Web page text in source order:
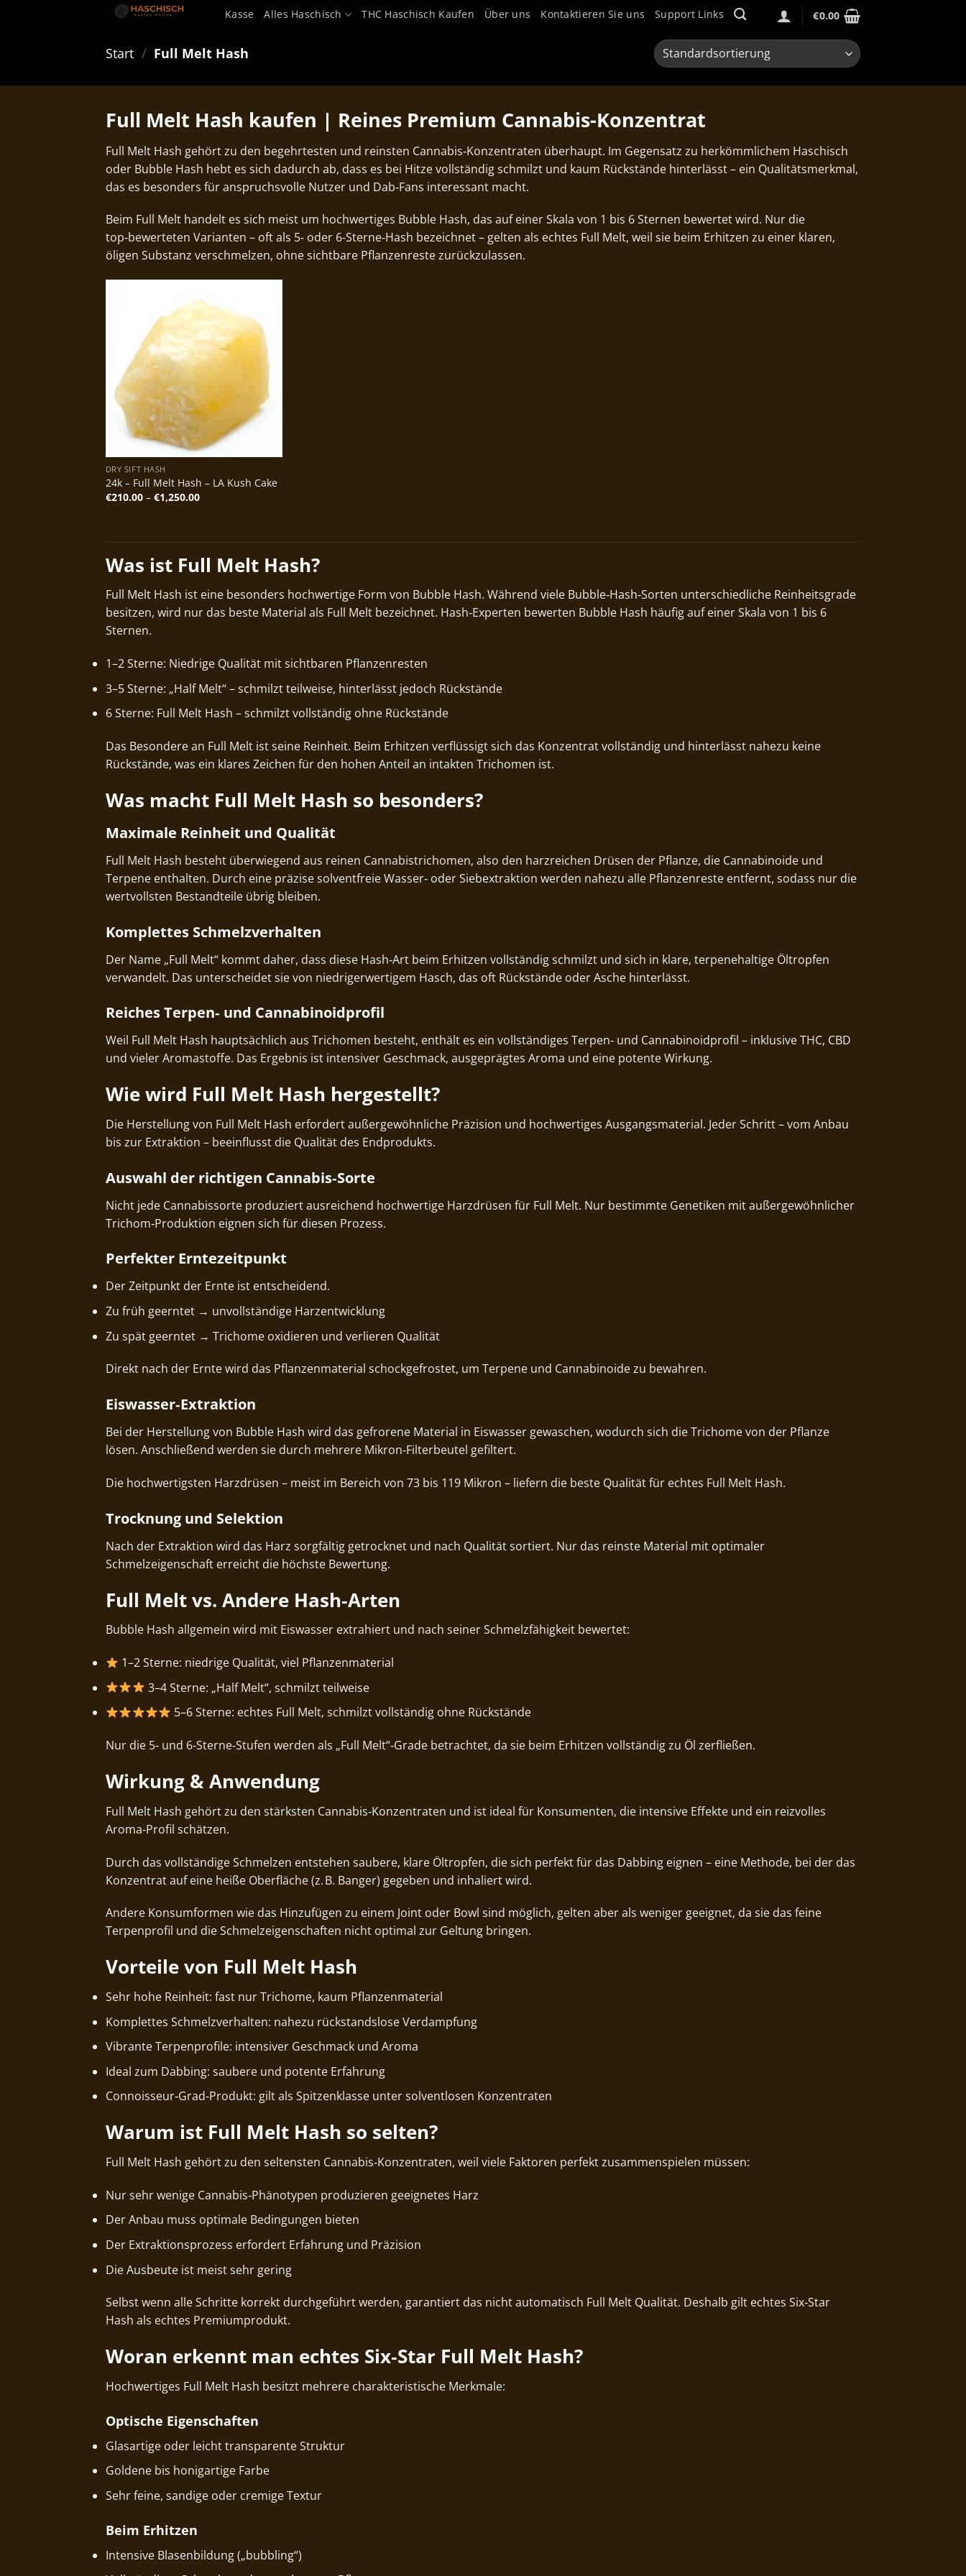
Kasse Alles Haschisch THC Haschisch Kaufen Über uns Kontaktieren Sie uns Support Links €0.00
Start / Full Melt Hash
Full Melt Hash kaufen | Reines Premium Cannabis-Konzentrat
Full Melt Hash gehört zu den begehrtesten und reinsten Cannabis‑Konzentraten überhaupt. Im Gegensatz zu herkömmlichem Haschisch
oder Bubble Hash hebt es sich dadurch ab, dass es bei Hitze vollständig schmilzt und kaum Rückstände hinterlässt – ein Qualitätsmerkmal,
das es besonders für anspruchsvolle Nutzer und Dab‑Fans interessant macht.
Beim Full Melt handelt es sich meist um hochwertiges Bubble Hash, das auf einer Skala von 1 bis 6 Sternen bewertet wird. Nur die
top‑bewerteten Varianten – oft als 5‑ oder 6‑Sterne‑Hash bezeichnet – gelten als echtes Full Melt, weil sie beim Erhitzen zu einer klaren,
öligen Substanz verschmelzen, ohne sichtbare Pflanzenreste zurückzulassen.
DRY SIFT HASH
24k – Full Melt Hash – LA Kush Cake
€210.00 – €1,250.00Preisspanne:
Was ist Full Melt Hash?
Full Melt Hash ist eine besonders hochwertige Form von Bubble Hash. Während viele Bubble‑Hash‑Sorten unterschiedliche Reinheitsgrade
besitzen, wird nur das beste Material als Full Melt bezeichnet. Hash‑Experten bewerten Bubble Hash häufig auf einer Skala von 1 bis 6
Sternen.
1–2 Sterne: Niedrige Qualität mit sichtbaren Pflanzenresten
3–5 Sterne: „Half Melt“ – schmilzt teilweise, hinterlässt jedoch Rückstände
6 Sterne: Full Melt Hash – schmilzt vollständig ohne Rückstände
Das Besondere an Full Melt ist seine Reinheit. Beim Erhitzen verflüssigt sich das Konzentrat vollständig und hinterlässt nahezu keine
Rückstände, was ein klares Zeichen für den hohen Anteil an intakten Trichomen ist.
Was macht Full Melt Hash so besonders?
Maximale Reinheit und Qualität
Full Melt Hash besteht überwiegend aus reinen Cannabistrichomen, also den harzreichen Drüsen der Pflanze, die Cannabinoide und
Terpene enthalten. Durch eine präzise solventfreie Wasser‑ oder Siebextraktion werden nahezu alle Pflanzenreste entfernt, sodass nur die
wertvollsten Bestandteile übrig bleiben.
Komplettes Schmelzverhalten
Der Name „Full Melt“ kommt daher, dass diese Hash‑Art beim Erhitzen vollständig schmilzt und sich in klare, terpenehaltige Öltropfen
verwandelt. Das unterscheidet sie von niedrigerwertigem Hasch, das oft Rückstände oder Asche hinterlässt.
Reiches Terpen‑ und Cannabinoidprofil
Weil Full Melt Hash hauptsächlich aus Trichomen besteht, enthält es ein vollständiges Terpen‑ und Cannabinoidprofil – inklusive THC, CBD
und vieler Aromastoffe. Das Ergebnis ist intensiver Geschmack, ausgeprägtes Aroma und eine potente Wirkung.
Wie wird Full Melt Hash hergestellt?
Die Herstellung von Full Melt Hash erfordert außergewöhnliche Präzision und hochwertiges Ausgangsmaterial. Jeder Schritt – vom Anbau
bis zur Extraktion – beeinflusst die Qualität des Endprodukts.
Auswahl der richtigen Cannabis‑Sorte
Nicht jede Cannabissorte produziert ausreichend hochwertige Harzdrüsen für Full Melt. Nur bestimmte Genetiken mit außergewöhnlicher
Trichom‑Produktion eignen sich für diesen Prozess.
Perfekter Erntezeitpunkt
Der Zeitpunkt der Ernte ist entscheidend.
Zu früh geerntet → unvollständige Harzentwicklung
Zu spät geerntet → Trichome oxidieren und verlieren Qualität
Direkt nach der Ernte wird das Pflanzenmaterial schockgefrostet, um Terpene und Cannabinoide zu bewahren.
Eiswasser‑Extraktion
Bei der Herstellung von Bubble Hash wird das gefrorene Material in Eiswasser gewaschen, wodurch sich die Trichome von der Pflanze
lösen. Anschließend werden sie durch mehrere Mikron‑Filterbeutel gefiltert.
Die hochwertigsten Harzdrüsen – meist im Bereich von 73 bis 119 Mikron – liefern die beste Qualität für echtes Full Melt Hash.
Trocknung und Selektion
Nach der Extraktion wird das Harz sorgfältig getrocknet und nach Qualität sortiert. Nur das reinste Material mit optimaler
Schmelzeigenschaft erreicht die höchste Bewertung.
Full Melt vs. Andere Hash‑Arten
Bubble Hash allgemein wird mit Eiswasser extrahiert und nach seiner Schmelzfähigkeit bewertet:
1–2 Sterne: niedrige Qualität, viel Pflanzenmaterial
3–4 Sterne: „Half Melt“, schmilzt teilweise
5–6 Sterne: echtes Full Melt, schmilzt vollständig ohne Rückstände
Nur die 5‑ und 6‑Sterne‑Stufen werden als „Full Melt“‑Grade betrachtet, da sie beim Erhitzen vollständig zu Öl zerfließen.
Wirkung & Anwendung
Full Melt Hash gehört zu den stärksten Cannabis‑Konzentraten und ist ideal für Konsumenten, die intensive Effekte und ein reizvolles
Aroma‑Profil schätzen.
Durch das vollständige Schmelzen entstehen saubere, klare Öltropfen, die sich perfekt für das Dabbing eignen – eine Methode, bei der das
Konzentrat auf eine heiße Oberfläche (z. B. Banger) gegeben und inhaliert wird.
Andere Konsumformen wie das Hinzufügen zu einem Joint oder Bowl sind möglich, gelten aber als weniger geeignet, da sie das feine
Terpenprofil und die Schmelzeigenschaften nicht optimal zur Geltung bringen.
Vorteile von Full Melt Hash
Sehr hohe Reinheit: fast nur Trichome, kaum Pflanzenmaterial
Komplettes Schmelzverhalten: nahezu rückstandslose Verdampfung
Vibrante Terpenprofile: intensiver Geschmack und Aroma
Ideal zum Dabbing: saubere und potente Erfahrung
Connoisseur‑Grad‑Produkt: gilt als Spitzenklasse unter solventlosen Konzentraten
Warum ist Full Melt Hash so selten?
Full Melt Hash gehört zu den seltensten Cannabis‑Konzentraten, weil viele Faktoren perfekt zusammenspielen müssen:
Nur sehr wenige Cannabis‑Phänotypen produzieren geeignetes Harz
Der Anbau muss optimale Bedingungen bieten
Der Extraktionsprozess erfordert Erfahrung und Präzision
Die Ausbeute ist meist sehr gering
Selbst wenn alle Schritte korrekt durchgeführt werden, garantiert das nicht automatisch Full Melt Qualität. Deshalb gilt echtes Six‑Star
Hash als echtes Premiumprodukt.
Woran erkennt man echtes Six‑Star Full Melt Hash?
Hochwertiges Full Melt Hash besitzt mehrere charakteristische Merkmale:
Optische Eigenschaften
Glasartige oder leicht transparente Struktur
Goldene bis honigartige Farbe
Sehr feine, sandige oder cremige Textur
Beim Erhitzen
Intensive Blasenbildung („bubbling“)